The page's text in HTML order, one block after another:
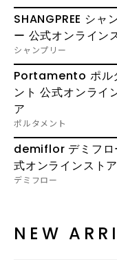
SHANGPREE シャ
ー 公式オンライン
シャンプリー
Portamento ポル
ント 公式オンライ
ア
ポルタメント
demiflor デミフロ
式オンラインストア
デミフロー
NEW